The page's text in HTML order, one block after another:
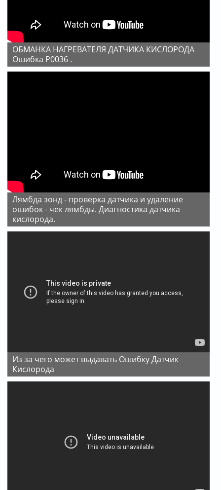
ОБМАНКА НАГРЕВАТЕЛЯ ДАТЧИКА КИСЛОРОДА
Ошибка P0036 .
Лямбда зонд - проверка датчика и удаление
ошибок - чек лямбды. Диагностика датчика
кислорода.
Из за чего может выдавать Ошибку Датчик
Кислорода